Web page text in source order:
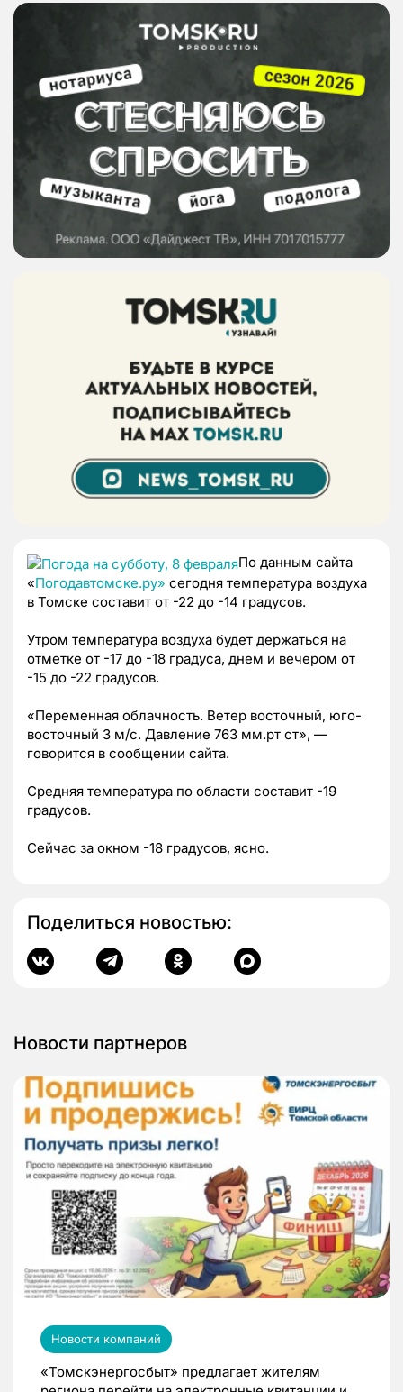
По данным сайта
«Погодавтомске.ру» сегодня температура воздуха
в Томске составит от -22 до -14 градусов.
Утром температура воздуха будет держаться на
отметке от -17 до -18 градуса, днем и вечером от
-15 до -22 градусов.
«Переменная облачность. Ветер восточный, юго-
восточный 3 м/с. Давление 763 мм.рт ст», —
говорится в сообщении сайта.
Средняя температура по области составит -19
градусов.
Сейчас за окном -18 градусов, ясно.
Поделиться новостью:
Новости партнеров
Новости компаний
«Томскэнергосбыт» предлагает жителям